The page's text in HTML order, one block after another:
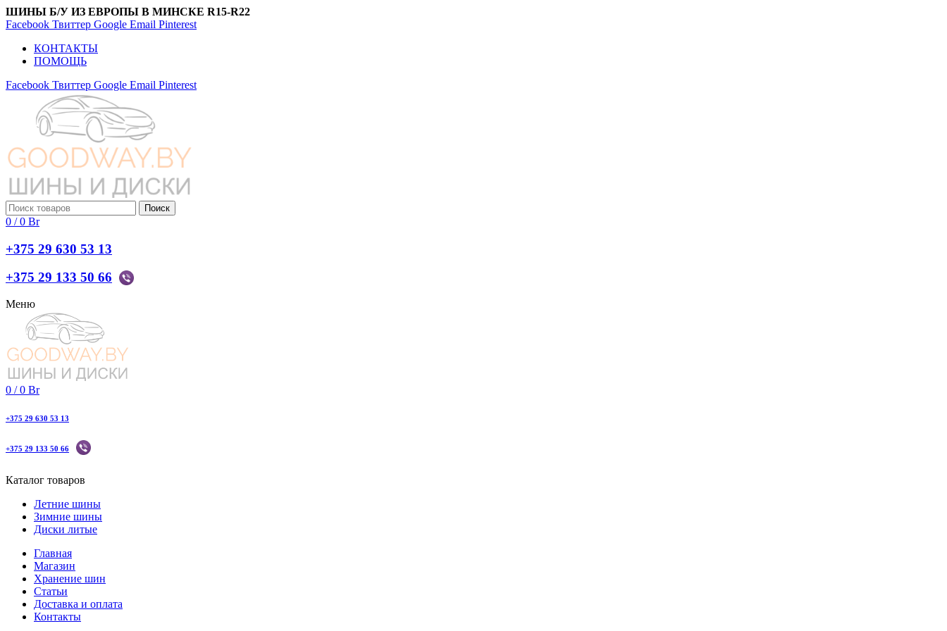
ШИНЫ Б/У ИЗ ЕВРОПЫ В МИНСКЕ R15-R22
Facebook Твиттер Google Email Pinterest
КОНТАКТЫ
ПОМОЩЬ
Facebook Твиттер Google Email Pinterest
Поиск
0 / 0 Br
+375 29 630 53 13
+375 29 133 50 66
Меню
0 / 0 Br
+375 29 630 53 13
+375 29 133 50 66
Каталог товаров
Летние шины
Зимние шины
Диски литые
Главная
Магазин
Хранение шин
Статьи
Доставка и оплата
Контакты